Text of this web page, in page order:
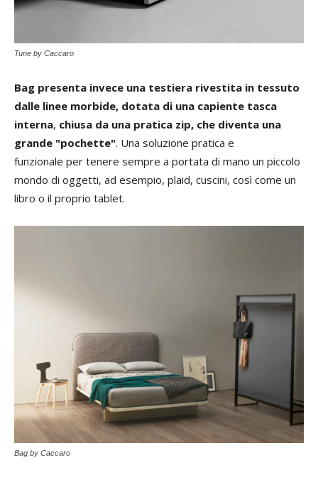
Tune by Caccaro
Bag presenta invece una testiera rivestita in tessuto
dalle linee morbide, dotata di una capiente tasca
interna, chiusa da una pratica zip, che diventa una
grande "pochette". Una soluzione pratica e
funzionale per tenere sempre a portata di mano un piccolo
mondo di oggetti, ad esempio, plaid, cuscini, così come un
libro o il proprio tablet.
Bag by Caccaro